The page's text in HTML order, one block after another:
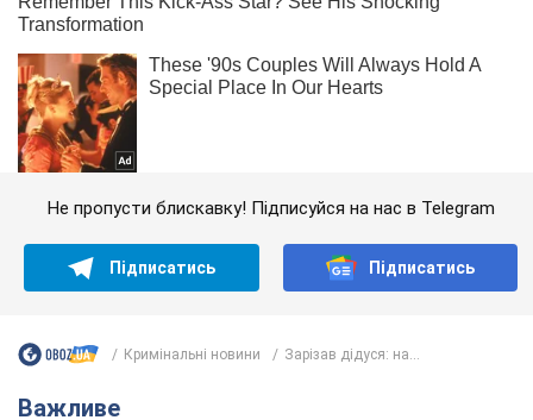
Не пропусти блискавку! Підписуйся на нас в Telegram
Підписатись Підписатись
Кримінальні новини Зарізав дідуся: на...
Важливе